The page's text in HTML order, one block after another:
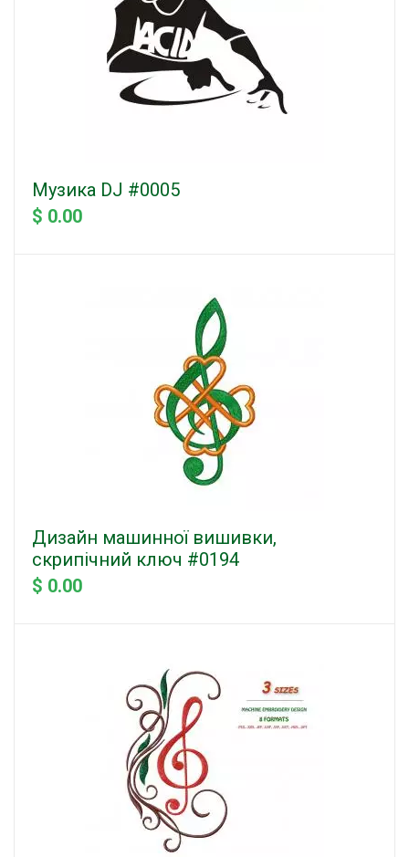
Музика DJ #0005
$ 0.00
Дизайн машинної вишивки,
скрипічний ключ #0194
$ 0.00